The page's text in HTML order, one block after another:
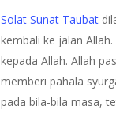
Solat Sunat Taubat
kembali ke jalan
kepada Allah. Allah
memberi pahala
pada bila-bila masa,